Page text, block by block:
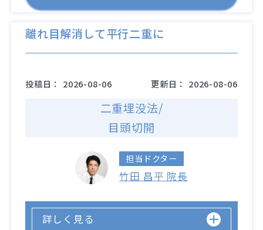
離れ目解消して平行二重に
投稿日： 2026-08-06 更新日： 2026-08-06
二重埋没法/
目頭切開
担当ドクター
竹田 昌平 院長
詳しく見る